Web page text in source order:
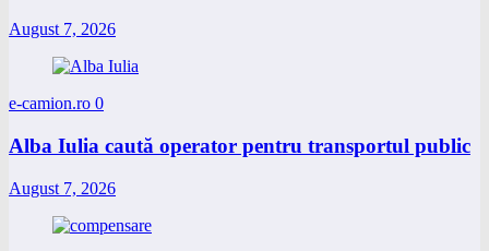
August 7, 2026
e-camion.ro 0
Alba Iulia caută operator pentru transportul public
August 7, 2026